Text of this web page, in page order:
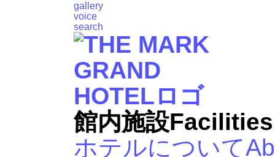
gallery
voice
search
館内施設Facilities
ホテルについて